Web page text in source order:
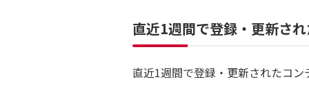
直近1週間で登録・更新さ
直近1週間で登録・更新されたコン